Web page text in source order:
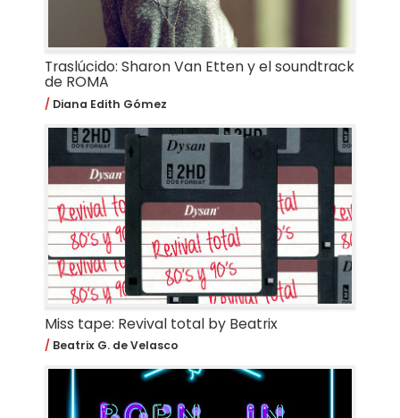
Traslúcido: Sharon Van Etten y el soundtrack
de ROMA
Diana Edith Gómez
Miss tape: Revival total by Beatrix
Beatrix G. de Velasco